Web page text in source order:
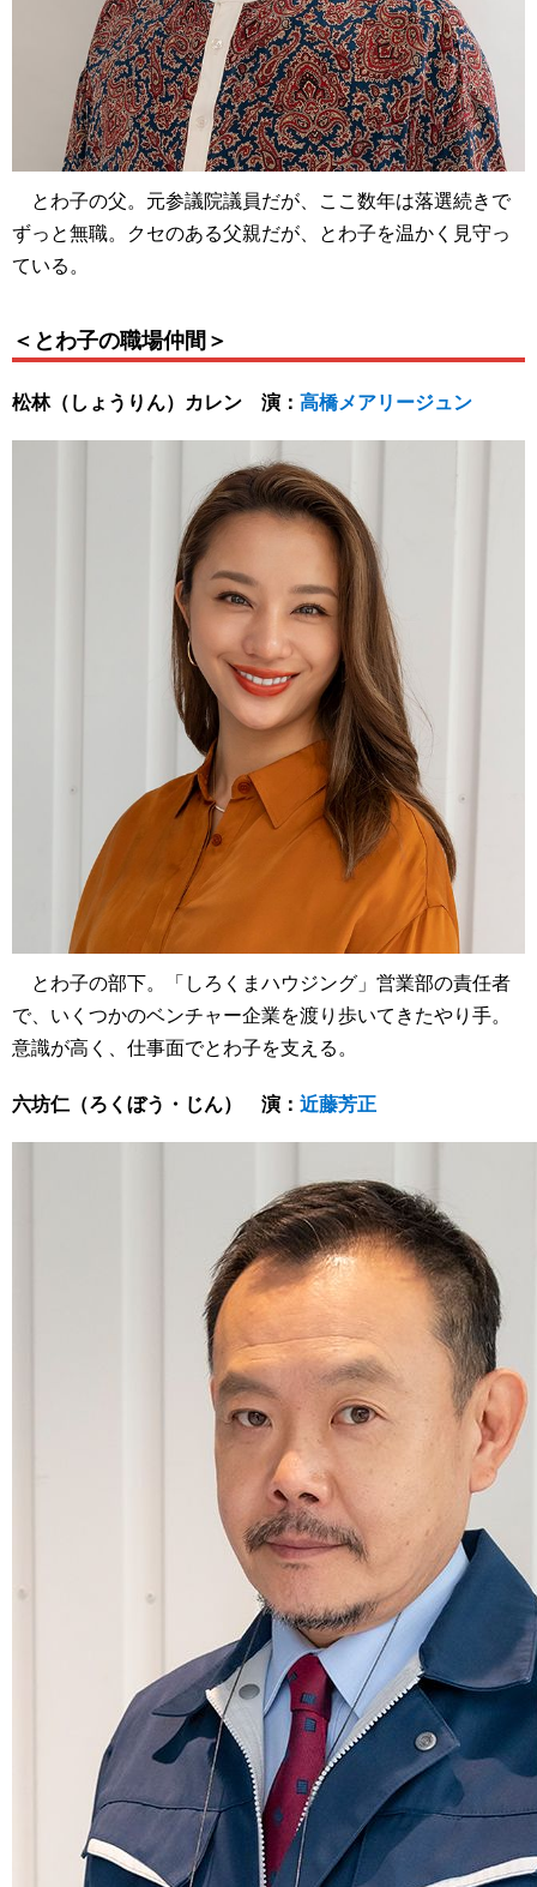
とわ子の父。元参議院議員だが、ここ数年は落選続きで
ずっと無職。クセのある父親だが、とわ子を温かく見守っ
ている。
＜とわ子の職場仲間＞
松林（しょうりん）カレン 演： 高橋メアリージュン
とわ子の部下。「しろくまハウジング」営業部の責任者
で、いくつかのベンチャー企業を渡り歩いてきたやり手。
意識が高く、仕事面でとわ子を支える。
六坊仁（ろくぼう・じん） 演： 近藤芳正